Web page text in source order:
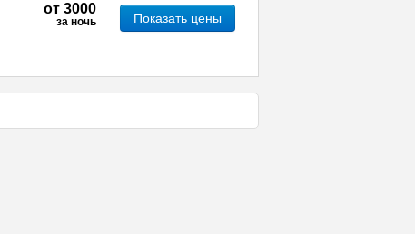
от 3000
за ночь Показать цены